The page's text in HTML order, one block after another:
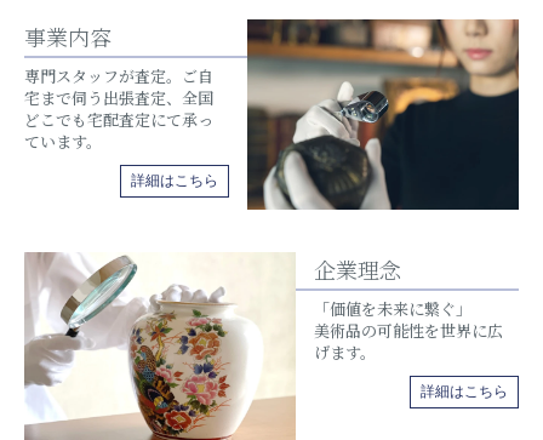
事業内容
専門スタッフが査定。ご自
宅まで伺う出張査定、全国
どこでも宅配査定にて承っ
ています。
詳細はこちら
企業理念
「価値を未来に繋ぐ」
美術品の可能性を世界に広
げます。
詳細はこちら